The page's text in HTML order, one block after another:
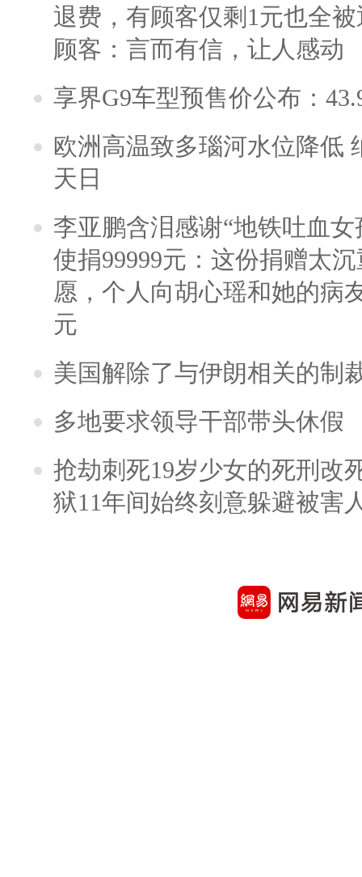
退费，有顾客仅剩1元也全
顾客：言而有信，让人感动
享界G9车型预售价公布：
欧洲高温致多瑙河水位降低
天日
李亚鹏含泪感谢“地铁吐血
使捐99999元：这份捐赠太
愿，个人向胡心瑶和她的病
元
美国解除了与伊朗相关的制
多地要求领导干部带头休假
抢劫刺死19岁少女的死刑改
狱11年间始终刻意躲避被害